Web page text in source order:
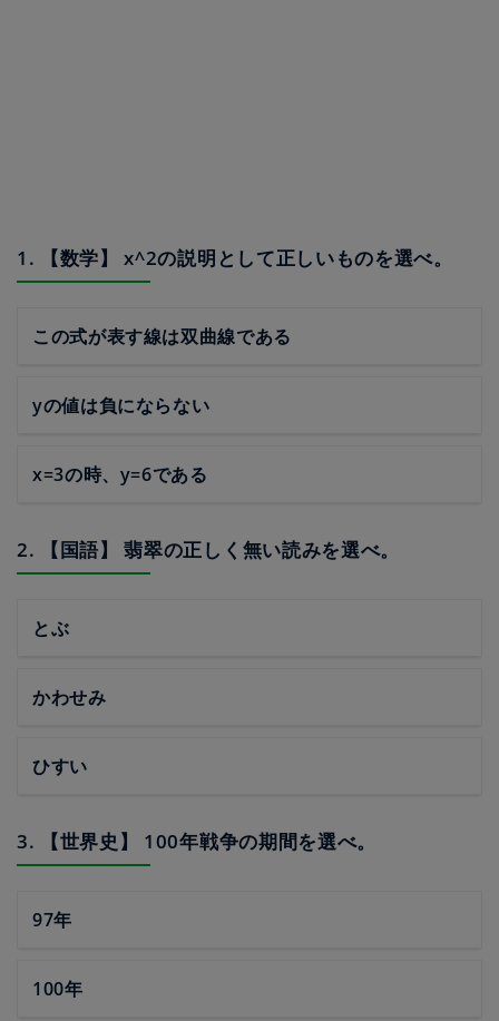
1. 【数学】 x^2の説明として正しいものを選べ。
この式が表す線は双曲線である
yの値は負にならない
x=3の時、y=6である
2. 【国語】 翡翠の正しく無い読みを選べ。
とぶ
かわせみ
ひすい
3. 【世界史】 100年戦争の期間を選べ。
97年
100年